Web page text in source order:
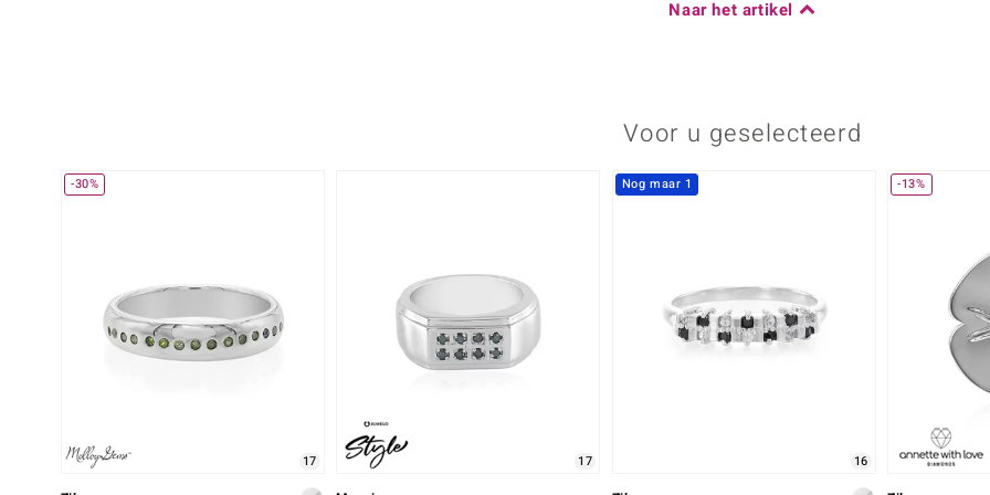
Naar het artikel
Voor u geselecteerd
-30%
17 17
Nog maar 1
16
-13%